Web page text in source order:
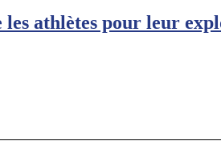
les athlètes pour leur